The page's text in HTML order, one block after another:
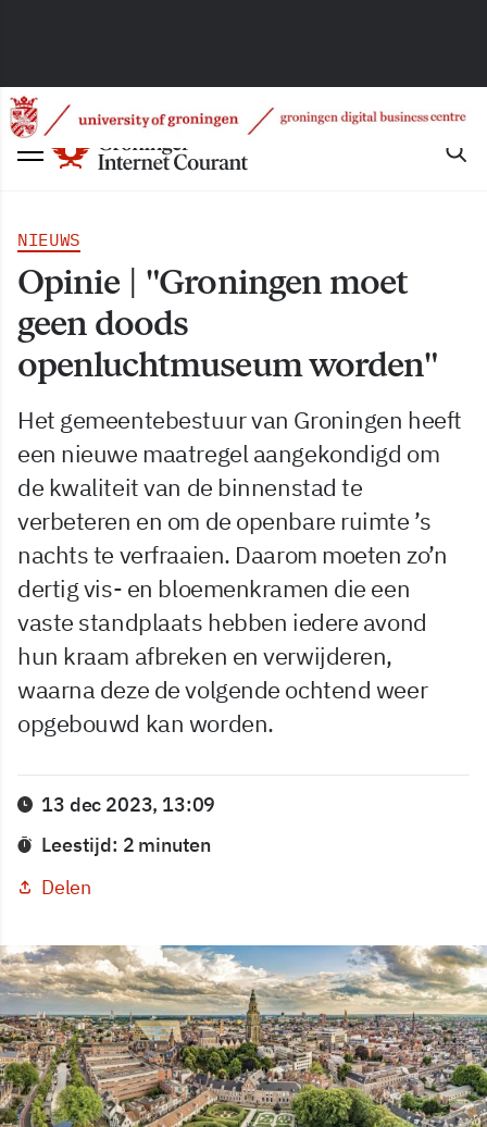
NIEUWS
Opinie | "Groningen moet
geen doods
openluchtmuseum worden"
Het gemeentebestuur van Groningen heeft
een nieuwe maatregel aangekondigd om
de kwaliteit van de binnenstad te
verbeteren en om de openbare ruimte ’s
nachts te verfraaien. Daarom moeten zo’n
dertig vis- en bloemenkramen die een
vaste standplaats hebben iedere avond
hun kraam afbreken en verwijderen,
waarna deze de volgende ochtend weer
opgebouwd kan worden.
13 dec 2023, 13:09
Leestijd: 2 minuten
Delen